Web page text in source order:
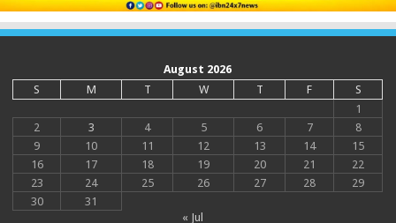
August 2026
S
M T W T F
S
1
2
3 4 5 6 7
8
9
10 11 12 13 14
15
16
17 18 19 20 21
22
23
24 25 26 27 28
29
30
31
« Jul